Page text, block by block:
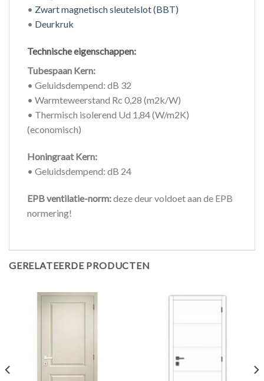
• Zwart magnetisch sleutelslot (BBT)
• Deurkruk
Technische eigenschappen:
Tubespaan Kern:
• Geluidsdempend: dB 32
• Warmteweerstand Rc 0,28 (m2k/W)
• Thermisch isolerend Ud 1,84 (W/m2K)
(economisch)
Honingraat Kern:
• Geluidsdempend: dB 24
EPB ventilatie-norm:deze deur voldoet aan de EPB
normering!
GERELATEERDE PRODUCTEN